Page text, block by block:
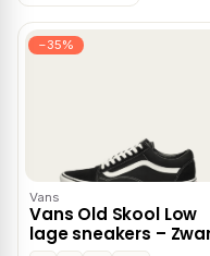
−35%
Vans
Vans Old Skool Low
lage sneakers –